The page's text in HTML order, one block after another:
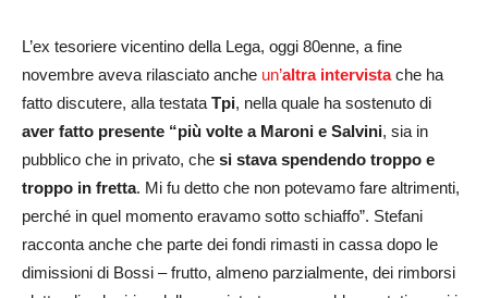
L’ex tesoriere vicentino della Lega, oggi 80enne, a fine
novembre aveva rilasciato anche un’altra intervistache ha
fatto discutere, alla testataTpi, nella quale ha sostenuto di
aver fatto presente “più volte a Maroni e Salvini, sia in
pubblico che in privato, che si stava spendendo troppo e
troppo in fretta. Mi fu detto che non potevamo fare altrimenti,
perché in quel momento eravamo sotto schiaffo”. Stefani
racconta anche che parte dei fondi rimasti in cassa dopo le
dimissioni di Bossi – frutto, almeno parzialmente, dei rimborsi